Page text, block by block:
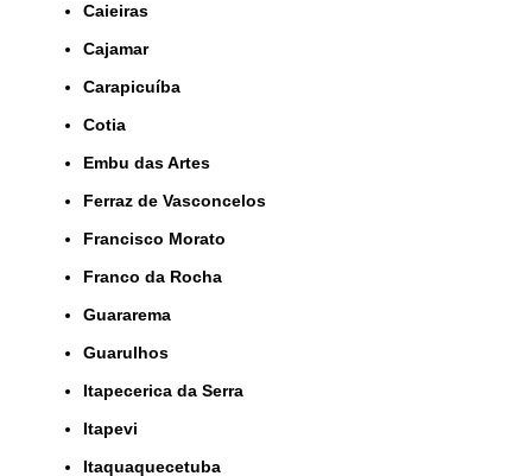
Caieiras
Cajamar
Carapicuíba
Cotia
Embu das Artes
Ferraz de Vasconcelos
Francisco Morato
Franco da Rocha
Guararema
Guarulhos
Itapecerica da Serra
Itapevi
Itaquaquecetuba